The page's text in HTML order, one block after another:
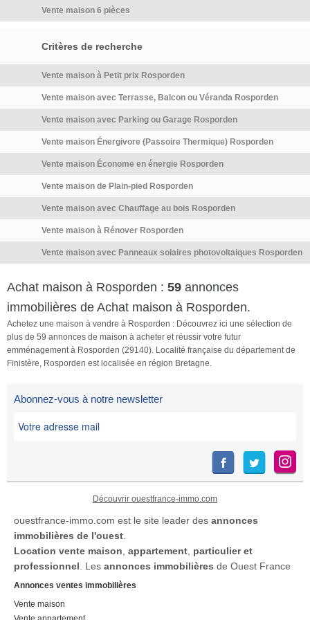
Vente maison 6 pièces
Critères de recherche
Vente maison à Petit prix Rosporden
Vente maison avec Terrasse, Balcon ou Véranda Rosporden
Vente maison avec Parking ou Garage Rosporden
Vente maison Énergivore (Passoire Thermique) Rosporden
Vente maison Économe en énergie Rosporden
Vente maison de Plain-pied Rosporden
Vente maison avec Chauffage au bois Rosporden
Vente maison à Rénover Rosporden
Vente maison avec Panneaux solaires photovoltaiques Rosporden
Achat maison à Rosporden : 59 annonces
immobilières de Achat maison à Rosporden.
Achetez une maison à vendre à Rosporden : Découvrez ici une sélection de
plus de 59 annonces de maison à acheter et réussir votre futur
emménagement à Rosporden (29140). Localité française du département de
Finistère, Rosporden est localisée en région Bretagne.
Abonnez-vous à notre newsletter
Découvrir ouestfrance-immo.com
ouestfrance-immo.com est le site leader des annonces
immobilières de l'ouest
Location vente maison appartement particulier et
professionnel . Les annonces immobilières de Ouest France
Annonces ventes immobilières
Vente maison